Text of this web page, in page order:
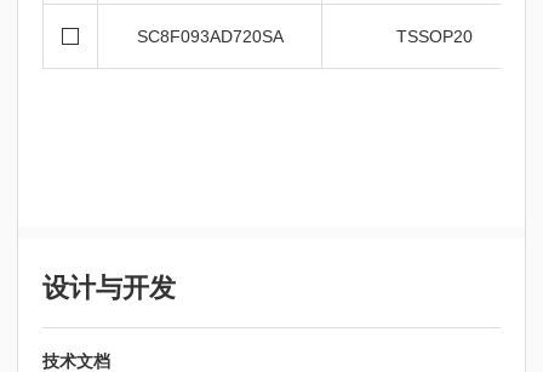
SC8F093AD720SA TSSOP20
设计与开发
技术文档